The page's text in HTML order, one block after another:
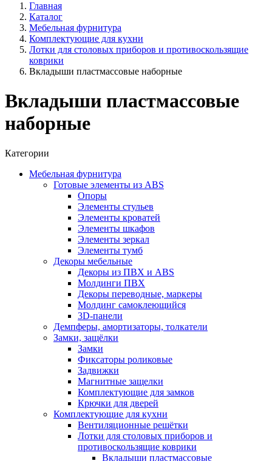
Главная
Каталог
Мебельная фурнитура
Комплектующие для кухни
Лотки для столовых приборов и противоскользящие
коврики
Вкладыши пластмассовые наборные
Вкладыши пластмассовые
наборные
Категории
Мебельная фурнитура
Готовые элементы из ABS
Опоры
Элементы стульев
Элементы кроватей
Элементы шкафов
Элементы зеркал
Элементы тумб
Декоры мебельные
Декоры из ПВХ и ABS
Молдинги ПВХ
Декоры переводные, маркеры
Молдинг самоклеющийся
3D-панели
Демпферы, амортизаторы, толкатели
Замки, защёлки
Замки
Фиксаторы роликовые
Задвижки
Магнитные защелки
Комплектующие для замков
Крючки для дверей
Комплектующие для кухни
Вентиляционные решётки
Лотки для столовых приборов и
противоскользящие коврики
Вкладыши пластмассовые